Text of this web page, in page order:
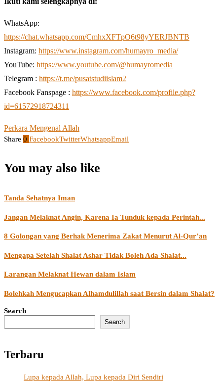
WhatsApp:
https://chat.whatsapp.com/CmhxXFTpO6t98yYERJBNTB
Instagram: https://www.instagram.com/humayro_media/
YouTube: https://www.youtube.com/@humayromedia
Telegram : https://t.me/pusatstudiislam2
Facebook Fanspage : https://www.facebook.com/profile.php?
id=61572918724311
Perkara Mengenal Allah
Share 0 FacebookTwitterWhatsappEmail
You may also like
Tanda Sehatnya Iman
Jangan Melaknat Angin, Karena Ia Tunduk kepada Perintah...
8 Golongan yang Berhak Menerima Zakat Menurut Al-Qur’an
Mengapa Setelah Shalat Ashar Tidak Boleh Ada Shalat...
Larangan Melaknat Hewan dalam Islam
Bolehkah Mengucapkan Alhamdulillah saat Bersin dalam Shalat?
Search
Search
Terbaru
Lupa kepada Allah, Lupa kepada Diri Sendiri